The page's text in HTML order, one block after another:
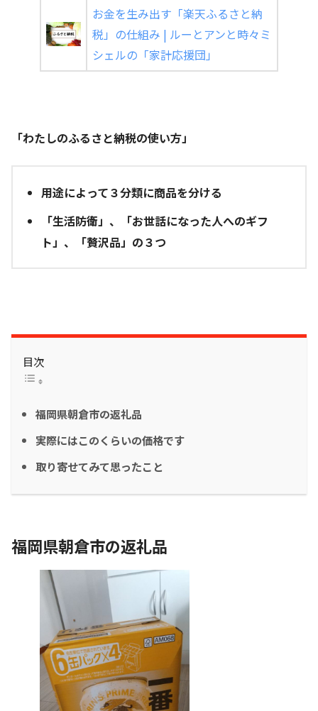
お金を生み出す「楽天ふるさと納
税」の仕組み | ルーとアンと時々ミ
シェルの「家計応援団」
「わたしのふるさと納税の使い方」
用途によって３分類に商品を分ける
「生活防衛」、「お世話になった人へのギフ
ト」、「贅沢品」の３つ
目次
福岡県朝倉市の返礼品
実際にはこのくらいの価格です
取り寄せてみて思ったこと
福岡県朝倉市の返礼品